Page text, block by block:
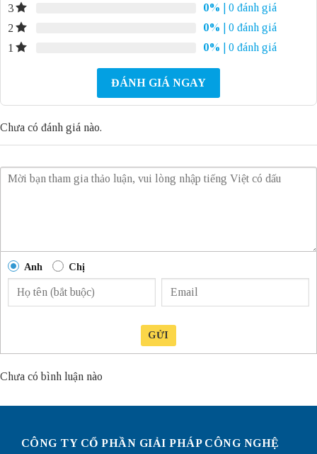
3
0%
| 0 đánh giá
2
0%
| 0 đánh giá
1
0% | 0 đánh giá
ĐÁNH GIÁ NGAY
Chưa có đánh giá nào.
Anh Chị
GỬI
Chưa có bình luận nào
CÔNG TY CỔ PHẦN GIẢI PHÁP CÔNG NGHỆ